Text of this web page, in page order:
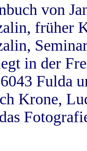
von
früher
in der
Fulda
Krone,